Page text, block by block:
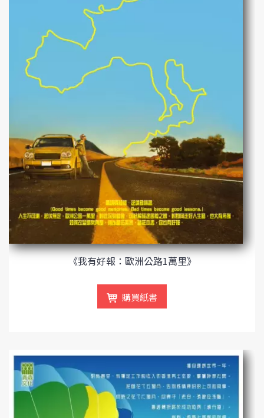
《我有好報：歐洲公路1萬里》
購買紙書